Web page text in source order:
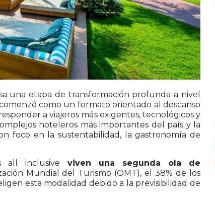
una etapa de transformación profunda a nivel
como un formato orientado al descanso
a viajeros más exigentes, tecnológicos y
hoteleros más importantes del país y la
foco en la sustentabilidad, la gastronomía de
all inclusive viven una segunda ola de
Mundial del Turismo (OMT), el 38% de los
esta modalidad debido a la previsibilidad de